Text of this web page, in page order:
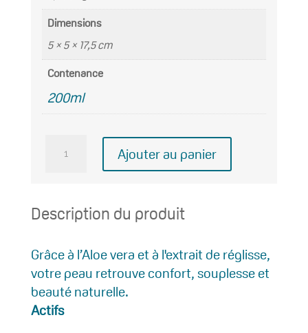
Dimensions
5 × 5 × 17,5 cm
Contenance
200ml
DOUCEUR
Ajouter au panier
Description du produit
Grâce à l’Aloe vera et à l'extrait de réglisse,
votre peau retrouve confort, souplesse et
beauté naturelle.
Actifs